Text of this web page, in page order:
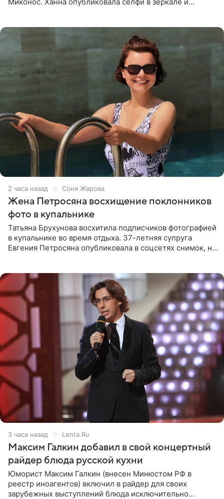
Миконос. Ханна опубликовала селфи в зеркале и
2 часа назад Соня Жарова
Жена Петросяна восхищение поклонников
фото в купальнике
Татьяна Брухунова восхитила подписчиков фотографией
в купальнике во время отдыха. 37-летняя супруга
Евгения Петросяна опубликовала в соцсетях снимок, на
3 часа назад Lenta.Ru
Максим Галкин добавил в свой концертный
райдер блюда русской кухни
Юморист Максим Галкин (внесен Минюстом РФ в
реестр иноагентов) включил в райдер для своих
зарубежных выступлений блюда исключительно